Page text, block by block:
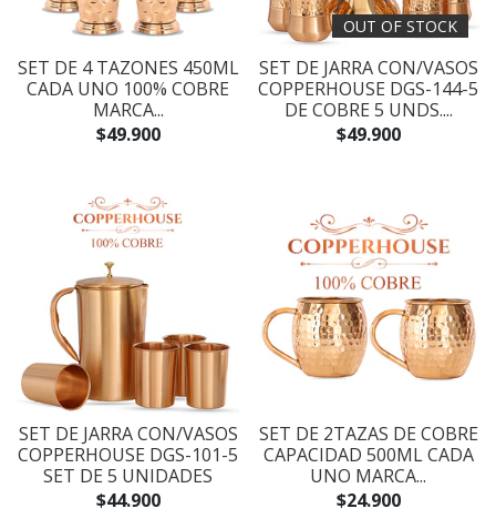
SET DE 4 TAZONES 450ML
CADA UNO 100% COBRE
MARCA...
$49.900
OUT OF STOCK
SET DE JARRA CON/VASOS
COPPERHOUSE DGS-144-5
DE COBRE 5 UNDS....
$49.900
SET DE JARRA CON/VASOS
COPPERHOUSE DGS-101-5
SET DE 5 UNIDADES
$44.900
SET DE 2TAZAS DE COBRE
CAPACIDAD 500ML CADA
UNO MARCA...
$24.900